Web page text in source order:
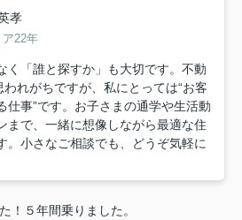
孝
22年
く「誰と探すか」も大切です。不動
われがちですが、私にとっては“お客
仕事”です。お子さまの通学や生活動
まで、一緒に想像しながら最適な住
。小さなご相談でも、どうぞ気軽に
！５年間乗りました。